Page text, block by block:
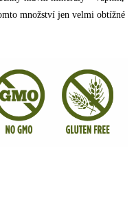
množství jen velmi obtížné